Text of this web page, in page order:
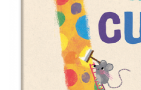
Alfabet si matematica
Jocuri de memorie si inteligenta
Seria Lectia de sanatate
Editura Litera
Editura Galaxia Copiilor
Pisicile Războinice